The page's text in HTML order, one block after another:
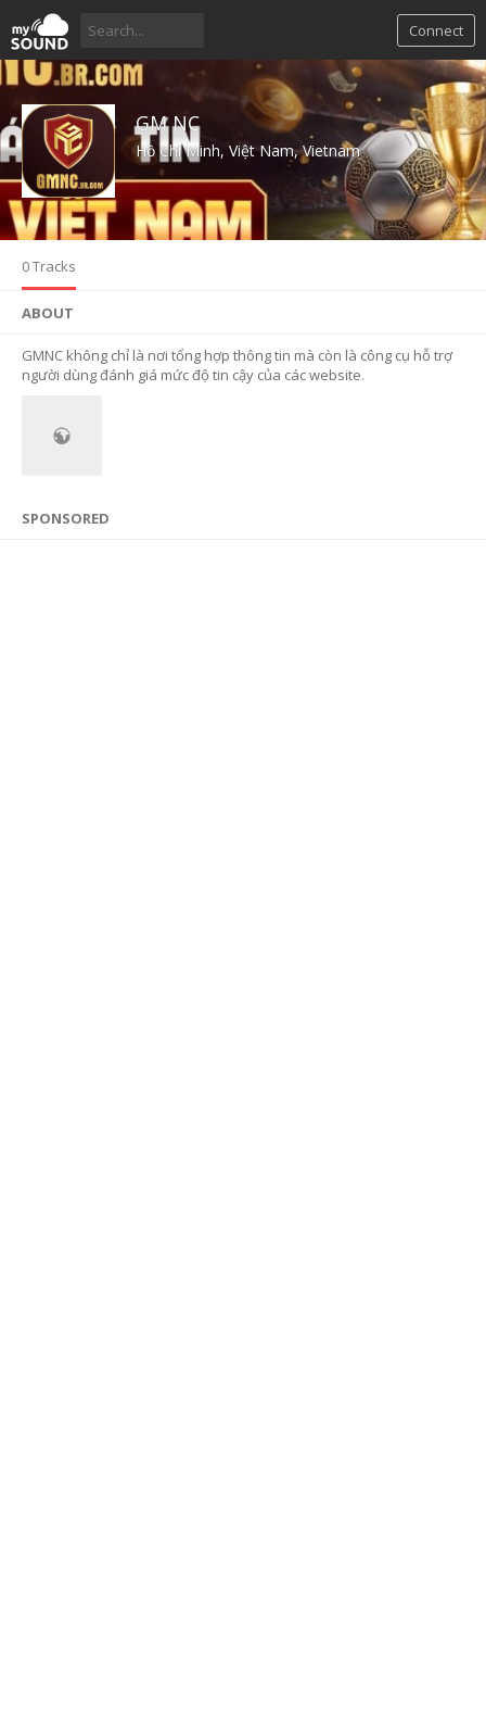
Connect
GM NC
Hồ Chí Minh, Việt Nam, Vietnam
0 Tracks
ABOUT
GMNC không chỉ là nơi tổng hợp thông tin mà còn là công cụ hỗ trợ
người dùng đánh giá mức độ tin cậy của các website.
SPONSORED